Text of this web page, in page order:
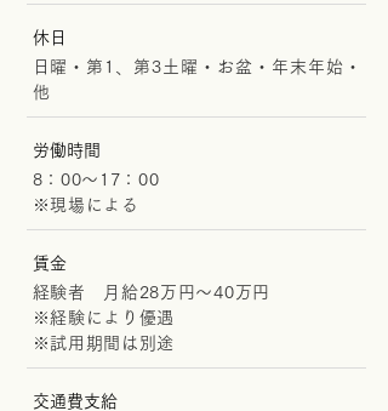
休日
日曜・第1、第3土曜・お盆・年末年始・
他
労働時間
8：00～17：00
※現場による
賃金
経験者 月給28万円～40万円
※経験により優遇
※試用期間は別途
交通費支給